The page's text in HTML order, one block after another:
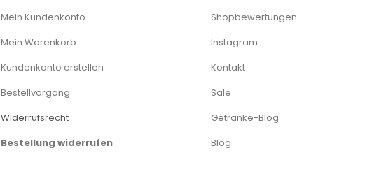
Mein Kundenkonto
Mein Warenkorb
Kundenkonto erstellen
Bestellvorgang
Widerrufsrecht
Bestellung widerrufen
Shopbewertungen
Instagram
Kontakt
Sale
Getränke-Blog
Blog